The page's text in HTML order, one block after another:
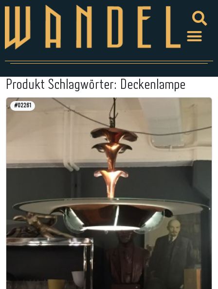
Produkt Schlagwörter: Deckenlampe
#02261